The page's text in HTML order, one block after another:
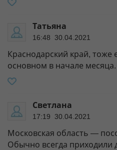
Татьяна
16:48 30.04.2021
Краснодарский край, тоже
основном в начале месяца.
Светлана
17:19 30.04.2021
Московская область —
Обычно всегда приходили